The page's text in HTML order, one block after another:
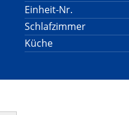
Einheit-Nr.
Schlafzimmer
Küche